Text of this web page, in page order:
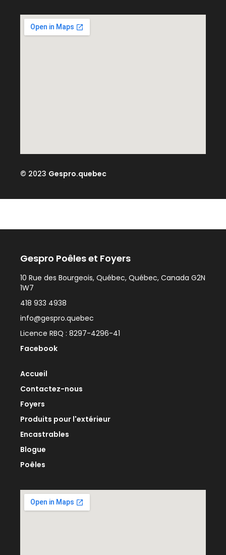
© 2023 Gespro.quebec
Gespro Poêles et Foyers
10 Rue des Bourgeois, Québec, Québec, Canada G2N
1W7
418 933 4938
info@gespro.quebec
Licence RBQ : 8297-4296-41
Facebook
Accueil
Contactez-nous
Foyers
Produits pour l'extérieur
Encastrables
Blogue
Poêles